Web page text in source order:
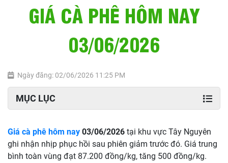
GIÁ CÀ PHÊ HÔM NAY
03/06/2026
Ngày đăng: 02/06/2026 11:25 PM
MỤC LỤC
Giá cà phê hôm nay 03/06/2026 tại khu vực Tây Nguyên
ghi nhận nhịp phục hồi sau phiên giảm trước đó. Giá trung
bình toàn vùng đạt 87.200 đồng/kg, tăng 500 đồng/kg.